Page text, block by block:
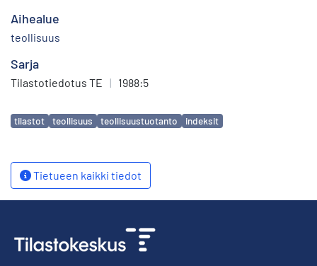
Aihealue
teollisuus
Sarja
Tilastotiedotus TE | 1988:5
Avainsanat
tilastot teollisuus teollisuustuotanto indeksit
Tietueen kaikki tiedot